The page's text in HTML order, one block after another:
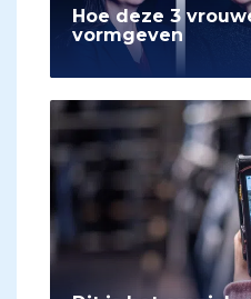
Hoe deze 3
vormgeven